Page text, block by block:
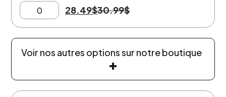
28.49$30.99$
Voir nos autres options sur notre boutique